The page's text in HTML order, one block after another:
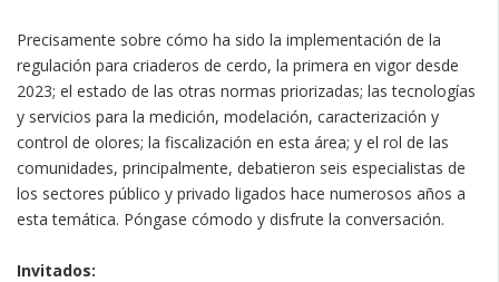
Precisamente sobre cómo ha sido la implementación de la
regulación para criaderos de cerdo, la primera en vigor desde
2023; el estado de las otras normas priorizadas; las tecnologías
y servicios para la medición, modelación, caracterización y
control de olores; la fiscalización en esta área; y el rol de las
comunidades, principalmente, debatieron seis especialistas de
los sectores público y privado ligados hace numerosos años a
esta temática. Póngase cómodo y disfrute la conversación.
Invitados: